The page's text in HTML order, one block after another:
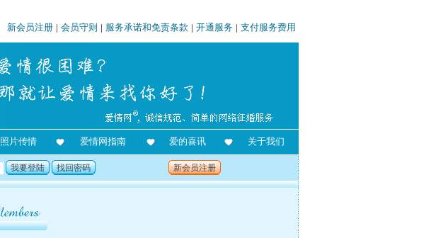
新会员注册 | 会员守则 | 服务承诺和免责条款 | 开通服务 | 支付服务费用
照片传情 爱情网指南 爱的喜讯 关于我们
我要登陆 找回密码 新会员注册